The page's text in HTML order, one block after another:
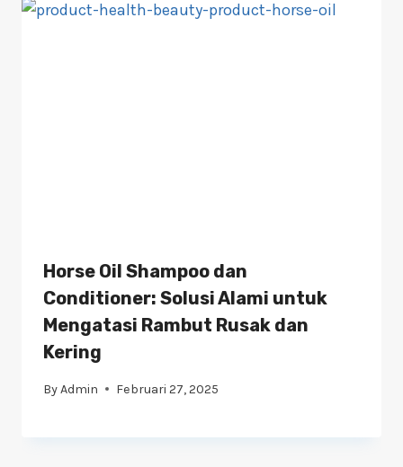
Horse Oil Shampoo dan
Conditioner: Solusi Alami untuk
Mengatasi Rambut Rusak dan
Kering
ByAdmin Februari 27, 2025